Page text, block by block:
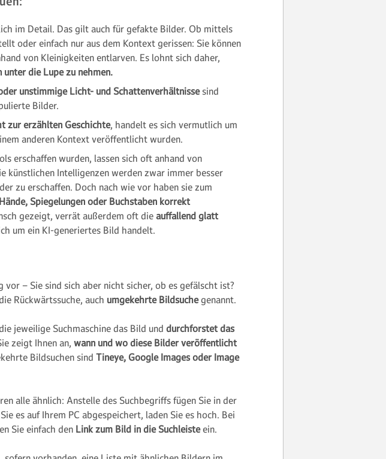
im Detail. Das gilt auch für gefakte Bilder. Ob mittels
oder einfach nur aus dem Kontext gerissen: Sie können
von Kleinigkeiten entlarven. Es lohnt sich daher,
die Lupe zu nehmen.
unstimmige Licht- und Schattenverhältnissesind
Bilder.
zur erzählten Geschichte, handelt es sich vermutlich um
anderen Kontext veröffentlicht wurden.
erschaffen wurden, lassen sich oft anhand von
künstlichen Intelligenzen werden zwar immer besser
zu erschaffen. Doch nach wie vor haben sie zum
Spiegelungen oder Buchstaben korrekt
gezeigt, verrät außerdem oft die auffallend glatt
um ein KI-generiertes Bild handelt.
– Sie sind sich aber nicht sicher, ob es gefälscht ist?
Rückwärtssuche, auch umgekehrte Bildsuchegenannt.
jeweilige Suchmaschine das Bild und durchforstet das
zeigt Ihnen an, wann und wo diese Bilder veröffentlicht
Bildsuchen sind Tineye, Google Images oder Image
alle ähnlich: Anstelle des Suchbegriffs fügen Sie in der
es auf Ihrem PC abgespeichert, laden Sie es hoch. Bei
Sie einfach den Link zum Bild in die Suchleisteein.